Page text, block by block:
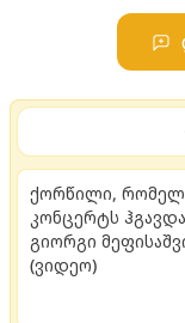
ქორწილი,
კონცერტს
გიორგი
(ვიდეო)